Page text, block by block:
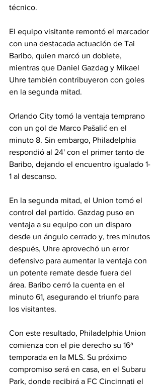
técnico.
El equipo visitante remontó el marcador
con una destacada actuación de Tai
Baribo, quien marcó un doblete,
mientras que Daniel Gazdag y Mikael
Uhre también contribuyeron con goles
en la segunda mitad.
Orlando City tomó la ventaja temprano
con un gol de Marco Pašalić en el
minuto 8. Sin embargo, Philadelphia
respondió al 24' con el primer tanto de
Baribo, dejando el encuentro igualado 1-
1 al descanso.
En la segunda mitad, el Union tomó el
control del partido. Gazdag puso en
ventaja a su equipo con un disparo
desde un ángulo cerrado y, tres minutos
después, Uhre aprovechó un error
defensivo para aumentar la ventaja con
un potente remate desde fuera del
área. Baribo cerró la cuenta en el
minuto 61, asegurando el triunfo para
los visitantes.
Con este resultado, Philadelphia Union
comienza con el pie derecho su 16ª
temporada en la MLS. Su próximo
compromiso será en casa, en el Subaru
Park, donde recibirá a FC Cincinnati el